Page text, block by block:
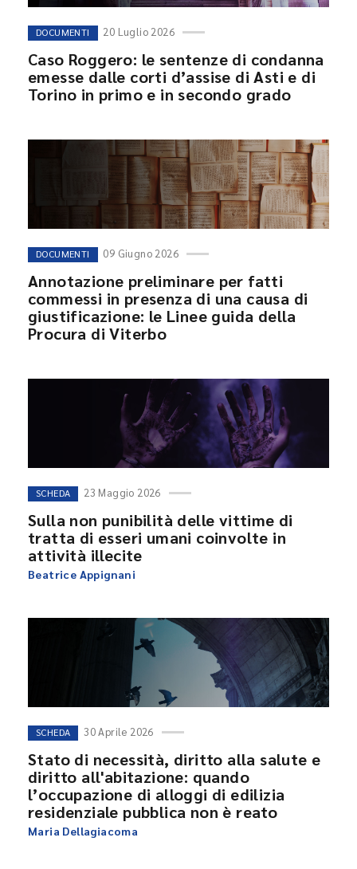
DOCUMENTI 20 Luglio 2026
Caso Roggero: le sentenze di condanna
emesse dalle corti d’assise di Asti e di
Torino in primo e in secondo grado
DOCUMENTI 09 Giugno 2026
Annotazione preliminare per fatti
commessi in presenza di una causa di
giustificazione: le Linee guida della
Procura di Viterbo
SCHEDA 23 Maggio 2026
Sulla non punibilità delle vittime di
tratta di esseri umani coinvolte in
attività illecite
Beatrice Appignani
SCHEDA 30 Aprile 2026
Stato di necessità, diritto alla salute e
diritto all'abitazione: quando
l’occupazione di alloggi di edilizia
residenziale pubblica non è reato
Maria Dellagiacoma